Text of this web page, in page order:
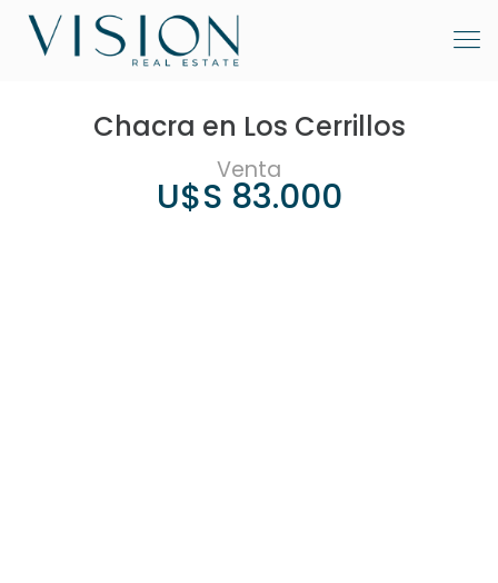
Chacra en Los Cerrillos
Venta
U$S 83.000